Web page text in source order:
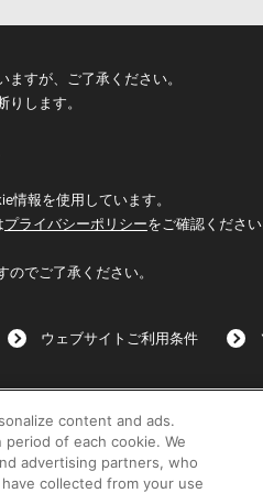
すが、ご了承ください。
します。
情報を使用しています。
プライバシーポリシーをご確認ください
でご了承ください。
ウェブサイトご利用条件
content and ads.
of each cookie. We
advertising partners, who
collected from your use